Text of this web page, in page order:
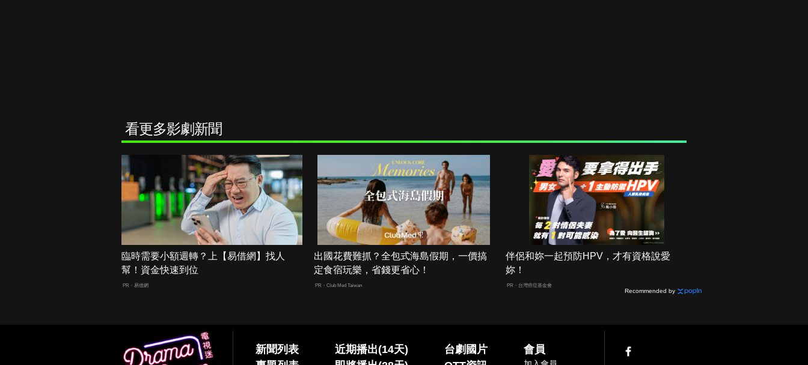
看更多影劇新聞
臨時需要小額週轉？上【易借網】找人
幫！資金快速到位
PR・易借網
出國花費難抓？全包式海島假期，一價搞
定食宿玩樂，省錢更省心！
PR・Club Med Taiwan
伴侶和妳一起預防HPV，才有資格說愛
妳！
PR・台灣癌症基金會
Recommended by
新聞列表
近期播出(14天)
台劇國片
會員